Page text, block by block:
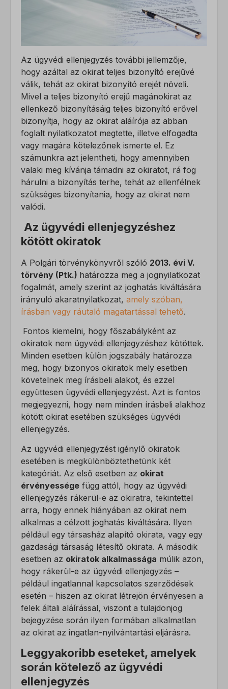
Az ügyvédi ellenjegyzés további jellemzője,
hogy azáltal az okirat teljes bizonyító erejűvé
válik, tehát az okirat bizonyító erejét növeli.
Mivel a teljes bizonyító erejű magánokirat az
ellenkező bizonyításáig teljes bizonyító erővel
bizonyítja, hogy az okirat aláírója az abban
foglalt nyilatkozatot megtette, illetve elfogadta
vagy magára kötelezőnek ismerte el. Ez
számunkra azt jelentheti, hogy amennyiben
valaki meg kívánja támadni az okiratot, rá fog
hárulni a bizonyítás terhe, tehát az ellenfélnek
szükséges bizonyítania, hogy az okirat nem
valódi.
Az ügyvédi ellenjegyzéshez
kötött okiratok
A Polgári törvénykönyvről szóló 2013. évi V.
törvény (Ptk.) határozza meg a jognyilatkozat
fogalmát, amely szerint az joghatás kiváltására
irányuló akaratnyilatkozat, amely szóban,
írásban vagy ráutaló magatartással tehető.
Fontos kiemelni, hogy főszabályként az
okiratok nem ügyvédi ellenjegyzéshez kötöttek.
Minden esetben külön jogszabály határozza
meg, hogy bizonyos okiratok mely esetben
követelnek meg írásbeli alakot, és ezzel
együttesen ügyvédi ellenjegyzést. Azt is fontos
megjegyezni, hogy nem minden írásbeli alakhoz
kötött okirat esetében szükséges ügyvédi
ellenjegyzés.
Az ügyvédi ellenjegyzést igénylő okiratok
esetében is megkülönböztethetünk két
kategóriát. Az első esetben az okirat
érvényessége függ attól, hogy az ügyvédi
ellenjegyzés rákerül-e az okiratra, tekintettel
arra, hogy ennek hiányában az okirat nem
alkalmas a célzott joghatás kiváltására. Ilyen
például egy társasház alapító okirata, vagy egy
gazdasági társaság létesítő okirata. A második
esetben az okiratok alkalmassága múlik azon,
hogy rákerül-e az ügyvédi ellenjegyzés –
például ingatlannal kapcsolatos szerződések
esetén – hiszen az okirat létrejön érvényesen a
felek általi aláírással, viszont a tulajdonjog
bejegyzése során ilyen formában alkalmatlan
az okirat az ingatlan-nyilvántartási eljárásra.
Leggyakoribb eseteket, amelyek
során kötelező az ügyvédi
ellenjegyzés